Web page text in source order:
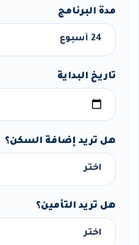
مدة البرنامج
تاريخ البداية
هل تريد إضافة السكن؟
هل تريد التأمين؟